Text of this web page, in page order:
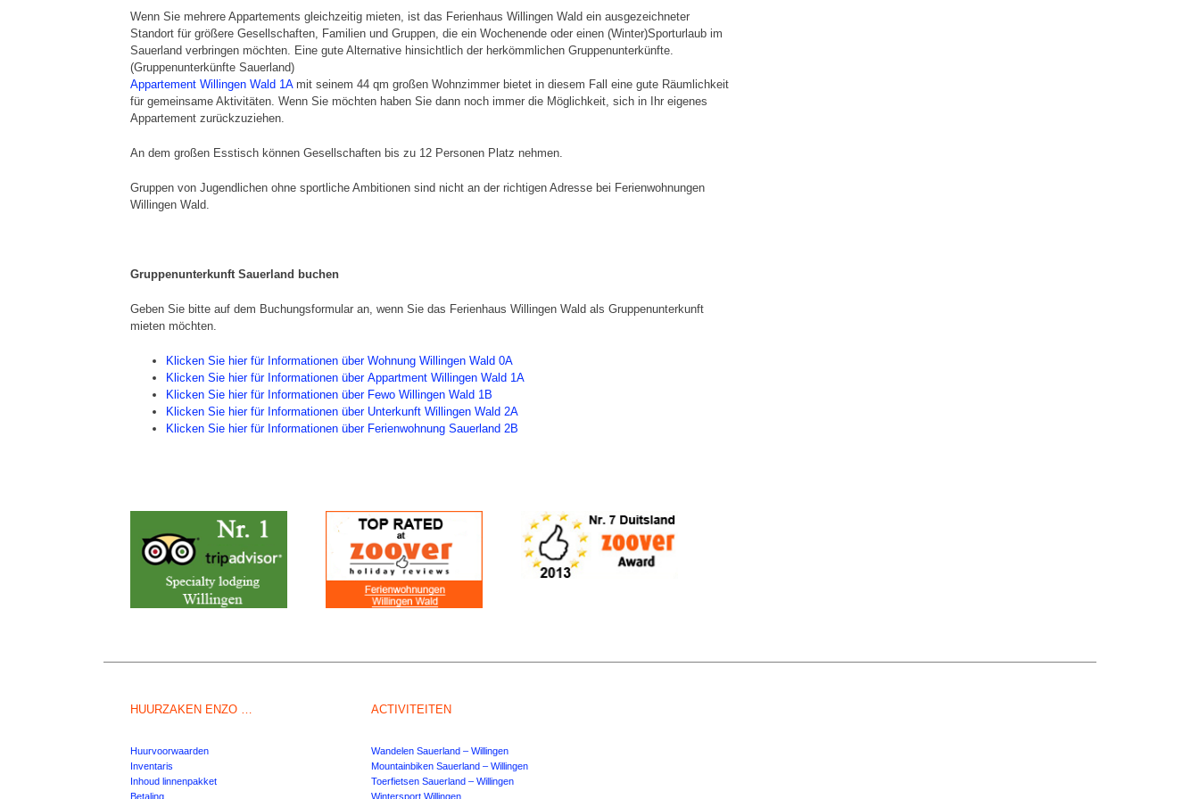
Wenn Sie mehrere Appartements gleichzeitig mieten, ist das Ferienhaus Willingen Wald ein ausgezeichneter
Standort für größere Gesellschaften, Familien und Gruppen, die ein Wochenende oder einen (Winter)Sporturlaub im
Sauerland verbringen möchten. Eine gute Alternative hinsichtlich der herkömmlichen Gruppenunterkünfte.
(Gruppenunterkünfte Sauerland)
Appartement Willingen Wald 1Amit seinem 44 qm großen Wohnzimmer bietet in diesem Fall eine gute Räumlichkeit
für gemeinsame Aktivitäten. Wenn Sie möchten haben Sie dann noch immer die Möglichkeit, sich in Ihr eigenes
Appartement zurückzuziehen.
An dem großen Esstisch können Gesellschaften bis zu 12 Personen Platz nehmen.
Gruppen von Jugendlichen ohne sportliche Ambitionen sind nicht an der richtigen Adresse bei Ferienwohnungen
Willingen Wald.
Gruppenunterkunft Sauerland buchen
Geben Sie bitte auf dem Buchungsformular an, wenn Sie das Ferienhaus Willingen Wald als Gruppenunterkunft
mieten möchten.
Klicken Sie hier für Informationen über Wohnung Willingen Wald 0A
Klicken Sie hier für Informationen über Appartment Willingen Wald 1A
Klicken Sie hier für Informationen über Fewo Willingen Wald 1B
Klicken Sie hier für Informationen über Unterkunft Willingen Wald 2A
Klicken Sie hier für Informationen über Ferienwohnung Sauerland 2B
HUURZAKEN ENZO …
Huurvoorwaarden
Inventaris
Inhoud linnenpakket
Betaling
ACTIVITEITEN
Wandelen Sauerland – Willingen
Mountainbiken Sauerland – Willingen
Toerfietsen Sauerland – Willingen
Wintersport Willingen